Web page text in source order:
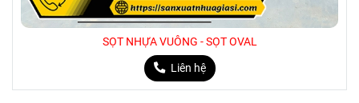
SỌT NHỰA VUÔNG - SỌT OVAL
Liên hệ